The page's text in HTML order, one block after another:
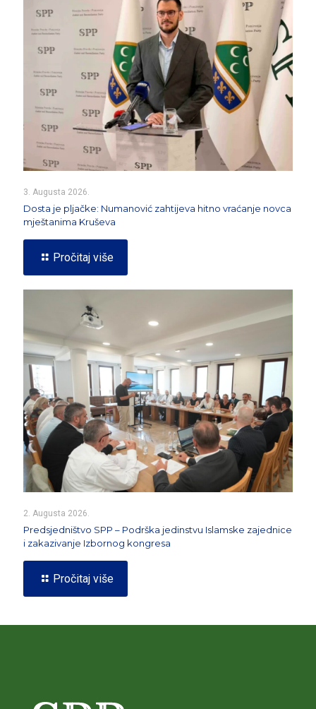
3. Augusta 2026.
Dosta je pljačke: Numanović zahtijeva hitno vraćanje novca
mještanima Kruševa
Pročitaj više
2. Augusta 2026.
Predsjedništvo SPP – Podrška jedinstvu Islamske zajednice
i zakazivanje Izbornog kongresa
Pročitaj više